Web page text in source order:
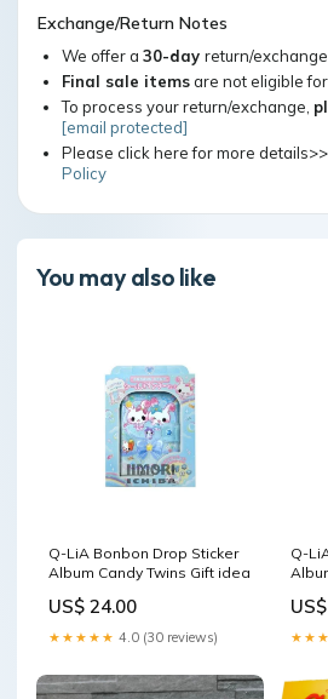
Exchange/Return Notes
We offer a 30-day return/
Final sale itemsare not eligible
To process your return/exchange,
[email protected]
Please click here for more
Policy
You may also like
Q-LiA Bonbon Drop Sticker
Album Candy Twins Gift idea
US$ 24.00
★★★★★ 4.0 (30 reviews)
Q-